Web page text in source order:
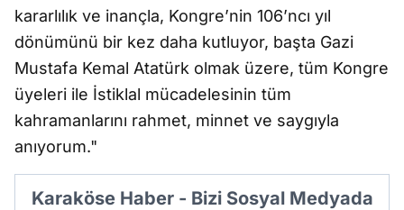
kararlılık ve inançla, Kongre’nin 106’ncı yıl
dönümünü bir kez daha kutluyor, başta Gazi
Mustafa Kemal Atatürk olmak üzere, tüm Kongre
üyeleri ile İstiklal mücadelesinin tüm
kahramanlarını rahmet, minnet ve saygıyla
anıyorum."
Karaköse Haber - Bizi Sosyal Medyada